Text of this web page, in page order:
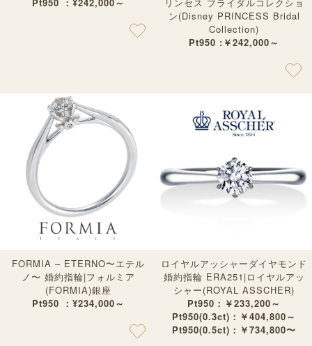
ン(Disney PRINCESS Bridal
Collection)
Pt950 :￥242,000～
FORMIA – ETERNO〜エテル
ノ〜 婚約指輪|フォルミア
(FORMIA)銀座
Pt950 ：¥234,000～
ロイヤルアッシャーダイヤモンド
婚約指輪 ERA251|ロイヤルアッ
シャー(ROYAL ASSCHER)
Pt950：￥233,200～
Pt950(0.3ct)：￥404,800～
Pt950(0.5ct)：￥734,800〜